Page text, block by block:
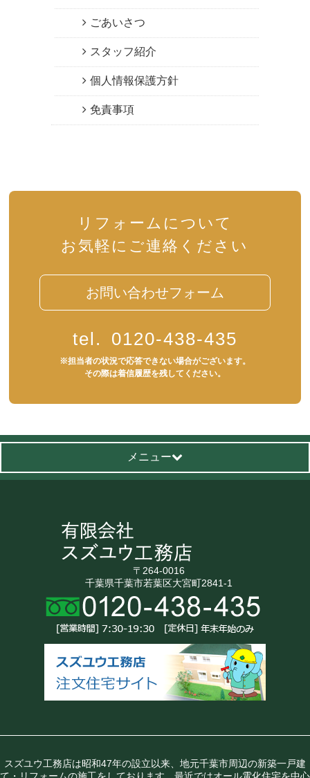
ごあいさつ
スタッフ紹介
個人情報保護方針
免責事項
リフォームについて
お気軽にご連絡ください
お問い合わせフォーム
tel. 0120-438-435
※担当者の状況で応答できない場合がございます。
その際は着信履歴を残してください。
メニュー
〒264-0016
千葉県千葉市若葉区大宮町2841-1
スズユウ工務店は昭和47年の設立以来、地元千葉市周辺の新築一戸建
て・リフォームの施工をしております。最近ではオール電化住宅を中心